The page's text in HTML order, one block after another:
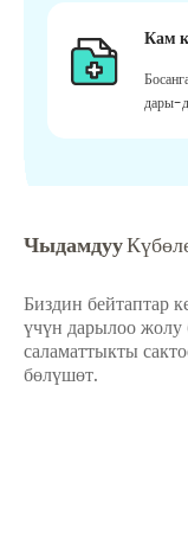
Кам
дары-
Чыдамдуу
Биздин бейтаптар
үчүн дарылоо
саламаттыкты
бөлүшөт.